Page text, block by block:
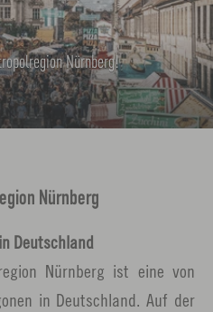
Nürnberg
Nürnberg
Deutschland
Nürnberg ist eine von
in Deutschland. Auf der